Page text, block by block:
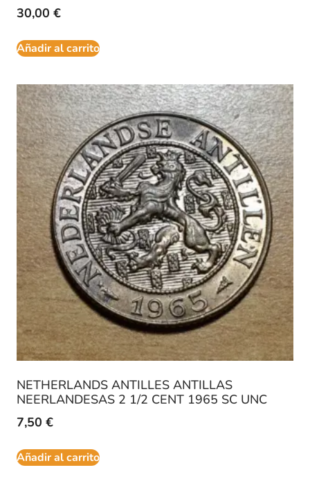
30,00 €
Añadir al carrito
NETHERLANDS ANTILLES ANTILLAS
NEERLANDESAS 2 1/2 CENT 1965 SC UNC
7,50 €
Añadir al carrito